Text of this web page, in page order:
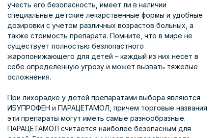
учесть его безопасность, имеет ли в наличии
специальные детские лекарственные формы и удобные
дозировки с учетом различных возрастов больных, а
также стоимость препарата. Помните, что в мире не
существует полностью безлопастного
жаропонижающего для детей – каждый из них несет в
себе определенную угрозу и может вызвать тяжелые
осложнения.
При лихорадке у детей препаратами выбора являются
ИБУПРОФЕН и ПАРАЦЕТАМОЛ, причем торговые названия
эти препараты могут иметь самые разнообразные.
ПАРАЦЕТАМОЛ считается наиболее безопасным для